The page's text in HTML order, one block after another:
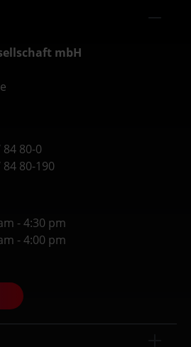
mbH
80-0
80-190
- 4:30 pm
- 4:00 pm